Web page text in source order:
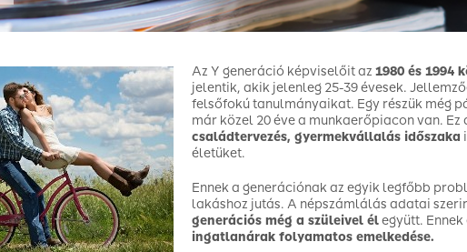
Az Y generáció képviselőit az 1980 és
jelentik, akik jelenleg 25-39 évesek.
felsőfokú tanulmányaikat. Egy részük még
már közel 20 éve a munkaerőpiacon van. Ez
családtervezés, gyermekvállalás időszaka
életüket.
Ennek a generációnak az egyik legfőbb
lakáshoz jutás. A népszámlálás adatai
generációs még a szüleivel élegyütt. Ennek
ingatlanárak folyamatos emelkedése.